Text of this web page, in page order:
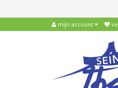
mijn account